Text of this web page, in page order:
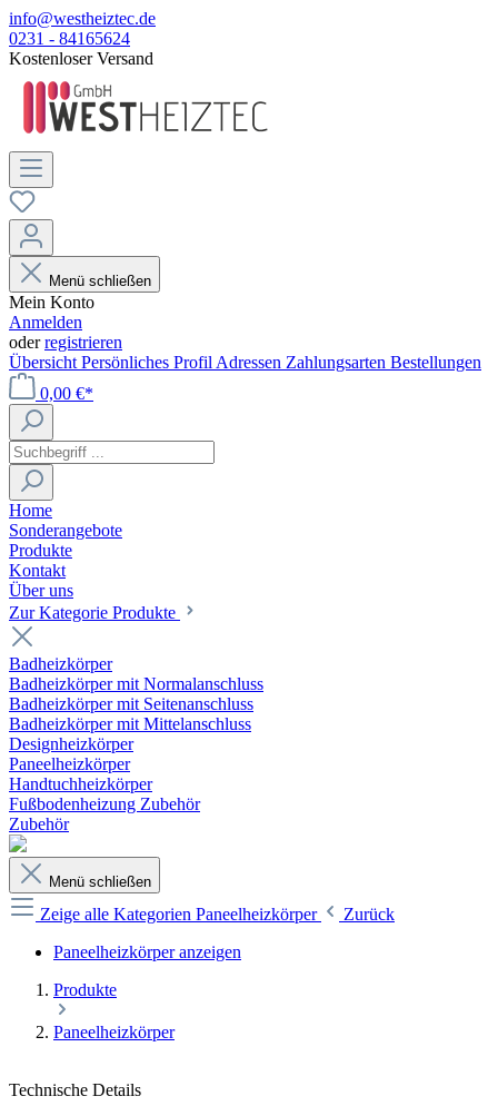
info@westheiztec.de
0231 - 84165624
Kostenloser Versand
Menü schließen
Mein Konto
Anmelden
oderregistrieren
Übersicht Persönliches Profil Adressen Zahlungsarten Bestellungen
0,00 €*
Home
Sonderangebote
Produkte
Kontakt
Über uns
Zur Kategorie Produkte
Badheizkörper
Badheizkörper mit Normalanschluss
Badheizkörper mit Seitenanschluss
Badheizkörper mit Mittelanschluss
Designheizkörper
Paneelheizkörper
Handtuchheizkörper
Fußbodenheizung Zubehör
Zubehör
Menü schließen
Zeige alle Kategorien Paneelheizkörper
Zurück
Paneelheizkörper anzeigen
Produkte
Paneelheizkörper
Technische Details